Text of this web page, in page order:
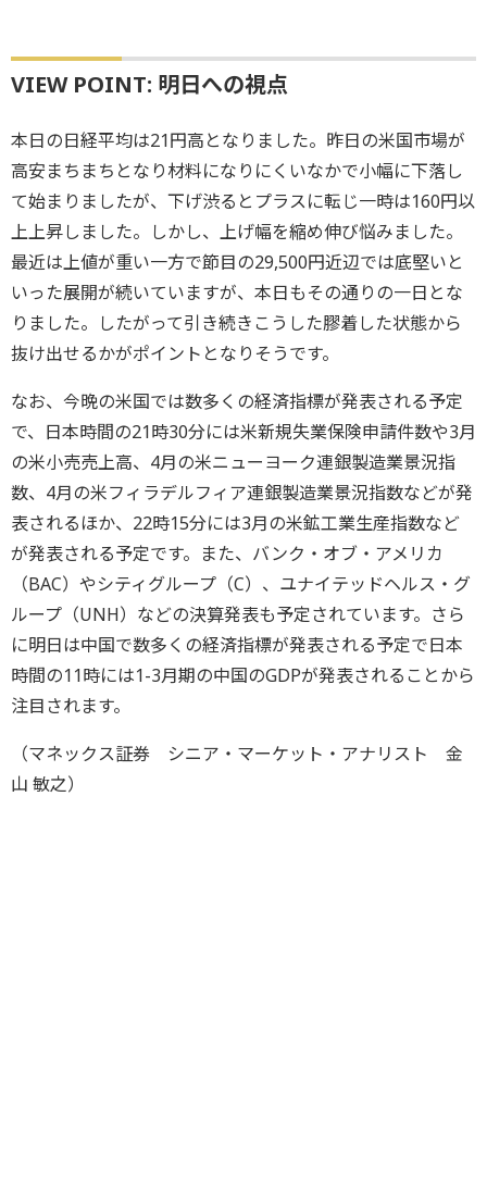
VIEW POINT: 明日への視点
本日の日経平均は21円高となりました。昨日の米国市場が
高安まちまちとなり材料になりにくいなかで小幅に下落し
て始まりましたが、下げ渋るとプラスに転じ一時は160円以
上上昇しました。しかし、上げ幅を縮め伸び悩みました。
最近は上値が重い一方で節目の29,500円近辺では底堅いと
いった展開が続いていますが、本日もその通りの一日とな
りました。したがって引き続きこうした膠着した状態から
抜け出せるかがポイントとなりそうです。
なお、今晩の米国では数多くの経済指標が発表される予定
で、日本時間の21時30分には米新規失業保険申請件数や3月
の米小売売上高、4月の米ニューヨーク連銀製造業景況指
数、4月の米フィラデルフィア連銀製造業景況指数などが発
表されるほか、22時15分には3月の米鉱工業生産指数など
が発表される予定です。また、バンク・オブ・アメリカ
（BAC）やシティグループ（C）、ユナイテッドヘルス・グ
ループ（UNH）などの決算発表も予定されています。さら
に明日は中国で数多くの経済指標が発表される予定で日本
時間の11時には1-3月期の中国のGDPが発表されることから
注目されます。
（マネックス証券 シニア・マーケット・アナリスト 金
山 敏之）